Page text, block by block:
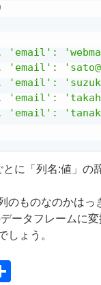
'email':
'email':
'email':
'email':
'email':
に「列名:値」の
のものなのかはっ
ータフレームに変
しょう。